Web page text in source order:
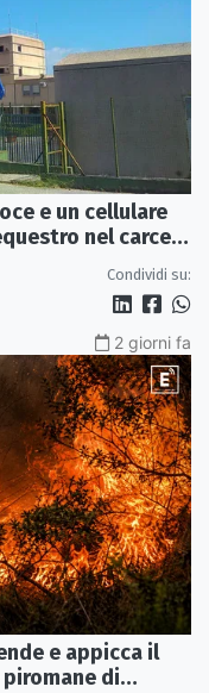
e un cellulare
nel carcere
Condividi su:
2 giorni fa
e appicca il
di